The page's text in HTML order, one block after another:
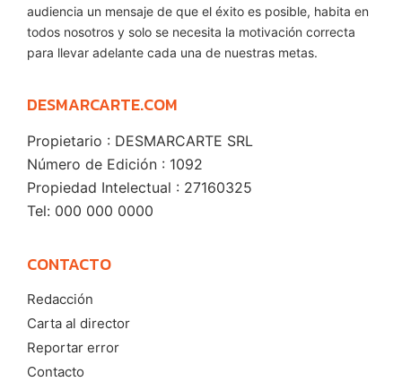
audiencia un mensaje de que el éxito es posible, habita en
todos nosotros y solo se necesita la motivación correcta
para llevar adelante cada una de nuestras metas.
DESMARCARTE.COM
Propietario : DESMARCARTE SRL
Número de Edición : 1092
Propiedad Intelectual : 27160325
Tel: 000 000 0000
CONTACTO
Redacción
Carta al director
Reportar error
Contacto